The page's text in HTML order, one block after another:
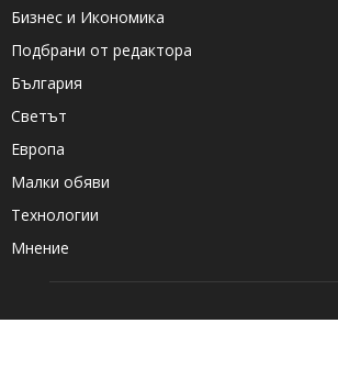
Бизнес и Икономика
Подбрани от редактора
България
Светът
Европа
Малки обяви
Технологии
Мнение